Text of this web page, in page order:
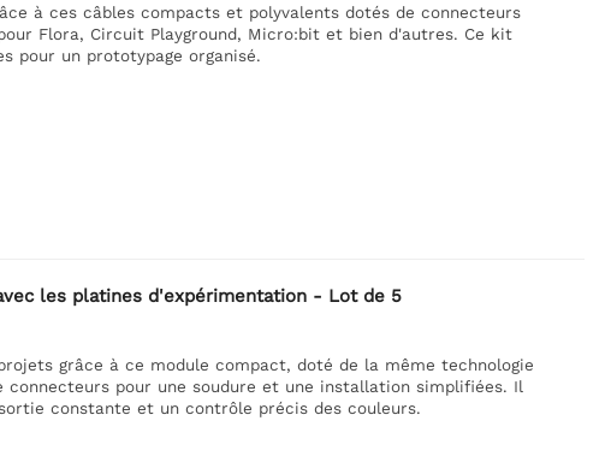
à ces câbles compacts et polyvalents dotés de connecteurs
Flora, Circuit Playground, Micro:bit et bien d'autres. Ce kit
pour un prototypage organisé.
les platines d'expérimentation - Lot de 5
grâce à ce module compact, doté de la même technologie
connecteurs pour une soudure et une installation simplifiées. Il
constante et un contrôle précis des couleurs.